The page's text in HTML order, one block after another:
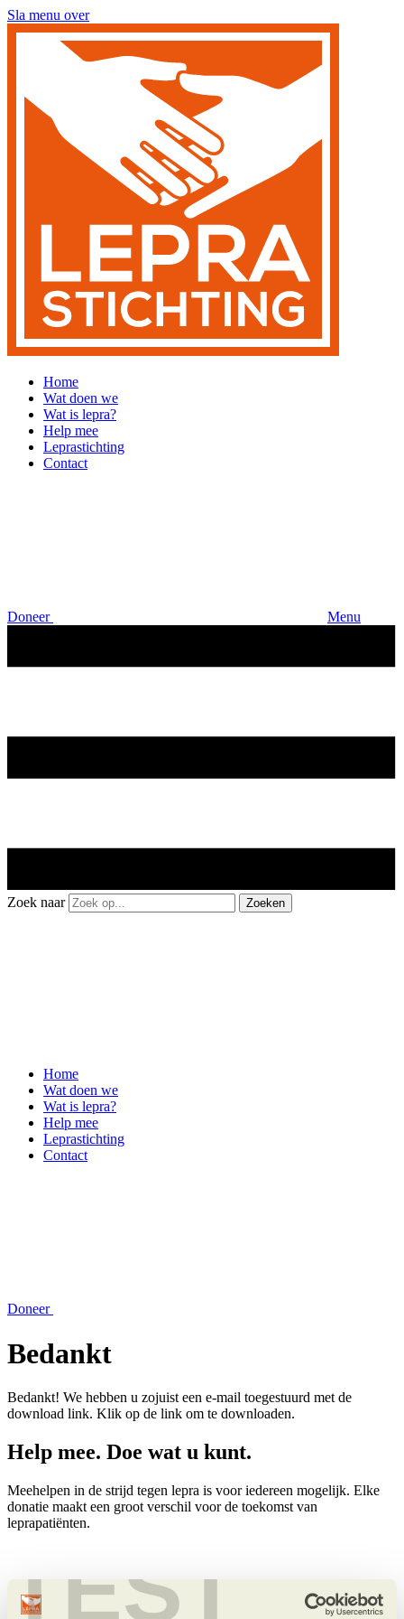
TEST
Sla menu over
Home
Wat doen we
Wat is lepra?
Help mee
Leprastichting
Contact
Doneer Menu
Zoek naar Zoeken
Home
Wat doen we
Wat is lepra?
Help mee
Leprastichting
Contact
Doneer
Bedankt
Bedankt! We hebben u zojuist een e-mail toegestuurd met de
download link. Klik op de link om te downloaden.
Help mee. Doe wat u kunt.
Meehelpen in de strijd tegen lepra is voor iedereen mogelijk. Elke
donatie maakt een groot verschil voor de toekomst van
leprapatiënten.